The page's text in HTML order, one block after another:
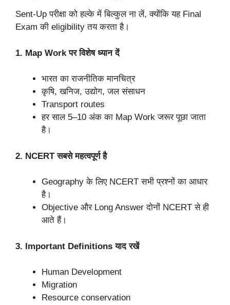
Sent-Up परीक्षा को हल्के में बिल्कुल ना लें, क्योंकि यह Final
Exam की eligibility तय करता है।
1. Map Work पर विशेष ध्यान दें
भारत का राजनीतिक मानचित्र
कृषि, खनिज, उद्योग, जल संसाधन
Transport routes
हर साल 5–10 अंक का Map Work जरूर पूछा जाता
है।
2. NCERT सबसे महत्वपूर्ण है
Geography के लिए NCERT सभी प्रश्नों का आधार
है।
Objective और Long Answer दोनों NCERT से ही
आते हैं।
3. Important Definitions याद रखें
Human Development
Migration
Resource conservation